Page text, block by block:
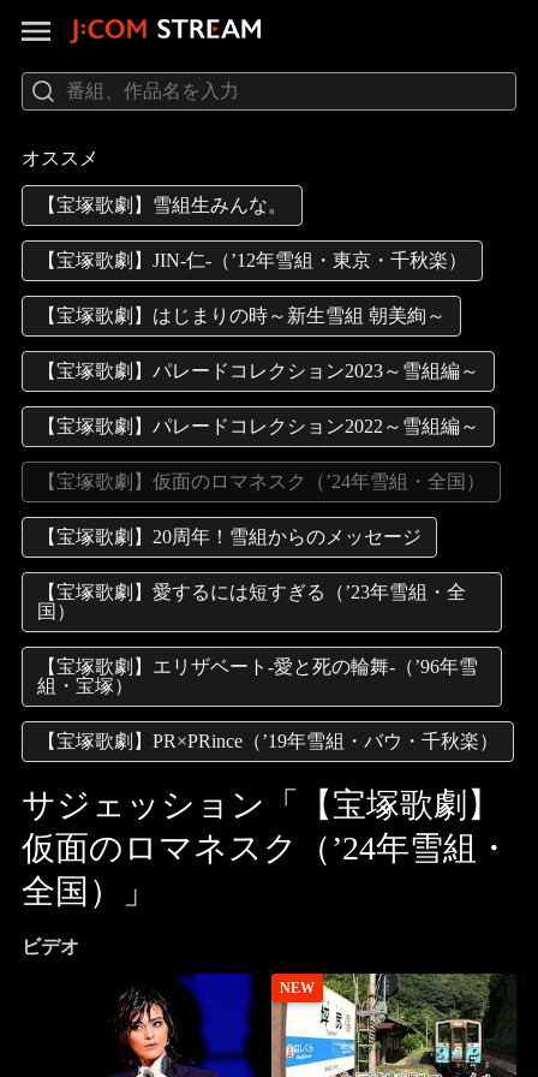
オススメ
【宝塚歌劇】雪組生みんな。
【宝塚歌劇】JIN-仁-（’12年雪組・東京・千秋楽）
【宝塚歌劇】はじまりの時～新生雪組 朝美絢～
【宝塚歌劇】パレードコレクション2023～雪組編～
【宝塚歌劇】パレードコレクション2022～雪組編～
【宝塚歌劇】仮面のロマネスク（’24年雪組・全国）
【宝塚歌劇】20周年！雪組からのメッセージ
【宝塚歌劇】愛するには短すぎる（’23年雪組・全
国）
【宝塚歌劇】エリザベート-愛と死の輪舞-（’96年雪
組・宝塚）
【宝塚歌劇】PR×PRince（’19年雪組・バウ・千秋楽）
サジェッション「【宝塚歌劇】
仮面のロマネスク（’24年雪組・
全国）」
ビデオ
NEW